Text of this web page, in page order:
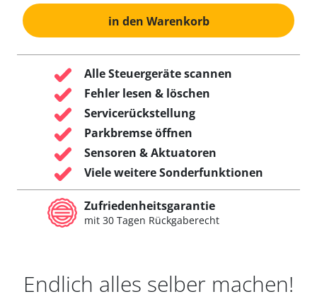
in den Warenkorb
Alle Steuergeräte scannen
Fehler lesen & löschen
Servicerückstellung
Parkbremse öffnen
Sensoren & Aktuatoren
Viele weitere Sonderfunktionen
Zufriedenheitsgarantie
mit 30 Tagen Rückgaberecht
Endlich alles selber machen!